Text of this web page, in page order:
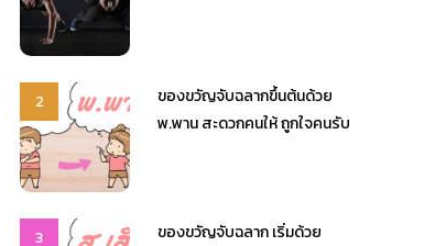
2
ของขวัญจับฉลากขึ้นต้นด้วย
พ.พาน สะดวกคนให้ ถูกใจคนรับ
3 ของขวัญจับฉลาก เริ่มด้วย